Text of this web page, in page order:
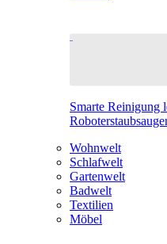
Smarte Reinigung
Wohnwelt
Schlafwelt
Gartenwelt
Badwelt
Textilien
Möbel